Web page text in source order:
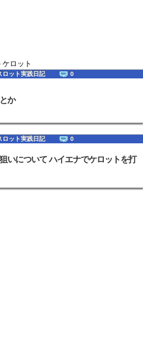
ケロット
ロット実践日記 0
か
ロット実践日記 0
いについて ハイエナでケロットを打